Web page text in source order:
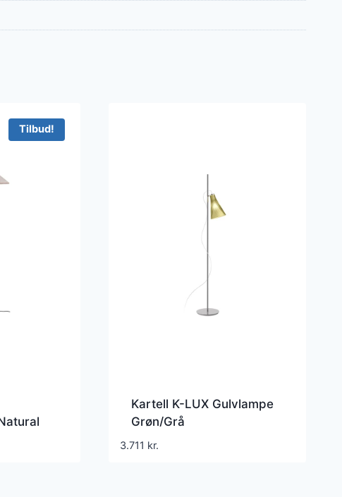
Tilbud!
Kartell K-LUX Gulvlampe
Grøn/Grå
3.711 kr.